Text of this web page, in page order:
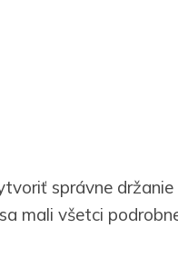
správne
mali všetci